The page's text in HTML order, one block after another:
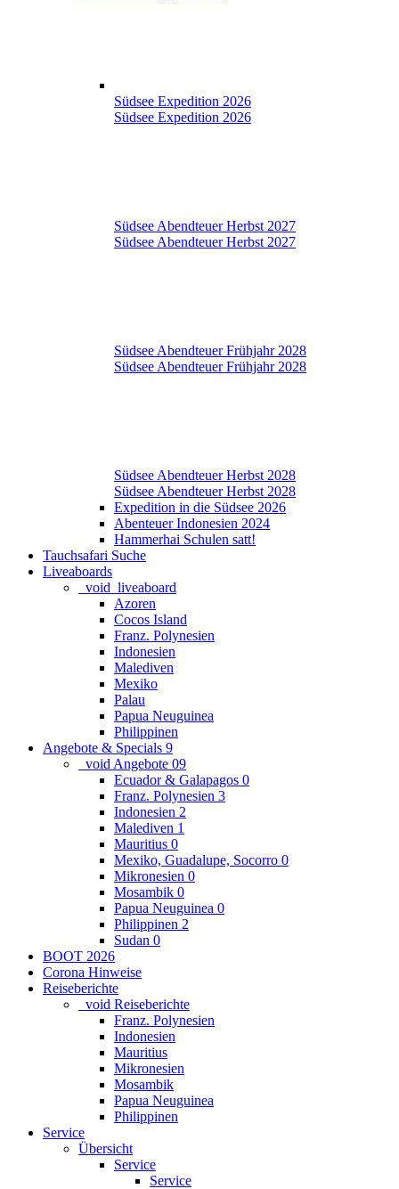
Südsee Expedition 2026
Südsee Expedition 2026
Südsee Abendteuer Herbst 2027
Südsee Abendteuer Herbst 2027
Südsee Abendteuer Frühjahr 2028
Südsee Abendteuer Frühjahr 2028
Südsee Abendteuer Herbst 2028
Südsee Abendteuer Herbst 2028
Expedition in die Südsee 2026
Abenteuer Indonesien 2024
Hammerhai Schulen satt!
Tauchsafari Suche
Liveaboards
_void_liveaboard
Azoren
Cocos Island
Franz. Polynesien
Indonesien
Malediven
Mexiko
Palau
Papua Neuguinea
Philippinen
Angebote & Specials 9
_void Angebote 09
Ecuador & Galapagos 0
Franz. Polynesien 3
Indonesien 2
Malediven 1
Mauritius 0
Mexiko, Guadalupe, Socorro 0
Mikronesien 0
Mosambik 0
Papua Neuguinea 0
Philippinen 2
Sudan 0
BOOT 2026
Corona Hinweise
Reiseberichte
_void Reiseberichte
Franz. Polynesien
Indonesien
Mauritius
Mikronesien
Mosambik
Papua Neuguinea
Philippinen
Service
Übersicht
Service
Service